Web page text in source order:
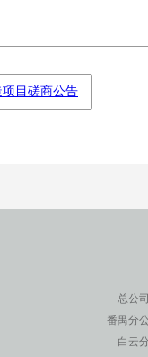
目磋商公告
总公
番禺分
白云